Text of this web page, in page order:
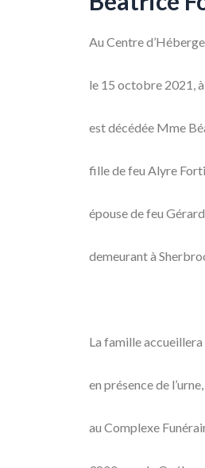
Au Centre
le 15 octobre 2021,
est décédée Mme
fille de feu Alyre
épouse de feu
demeurant à
La famille
en présence de l’urne,
au Complexe